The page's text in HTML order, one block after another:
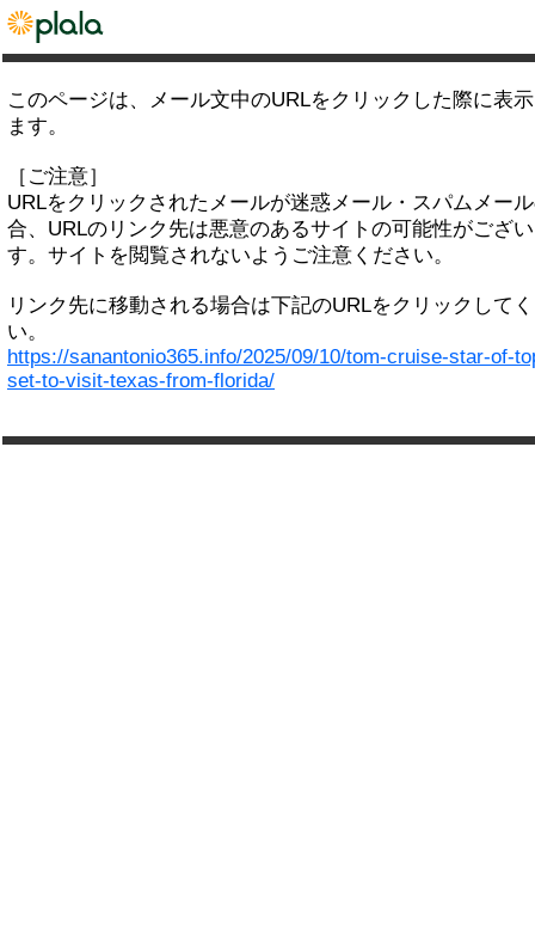
このページは、メール文中のURLをクリックした際に表
ます。
［ご注意］
URLをクリックされたメールが迷惑メール・スパムメー
合、URLのリンク先は悪意のあるサイトの可能性がござ
す。サイトを閲覧されないようご注意ください。
リンク先に移動される場合は下記のURLをクリックして
い。
https://sanantonio365.info/2025/09/10/tom-cruise-star-of-
set-to-visit-texas-from-florida/